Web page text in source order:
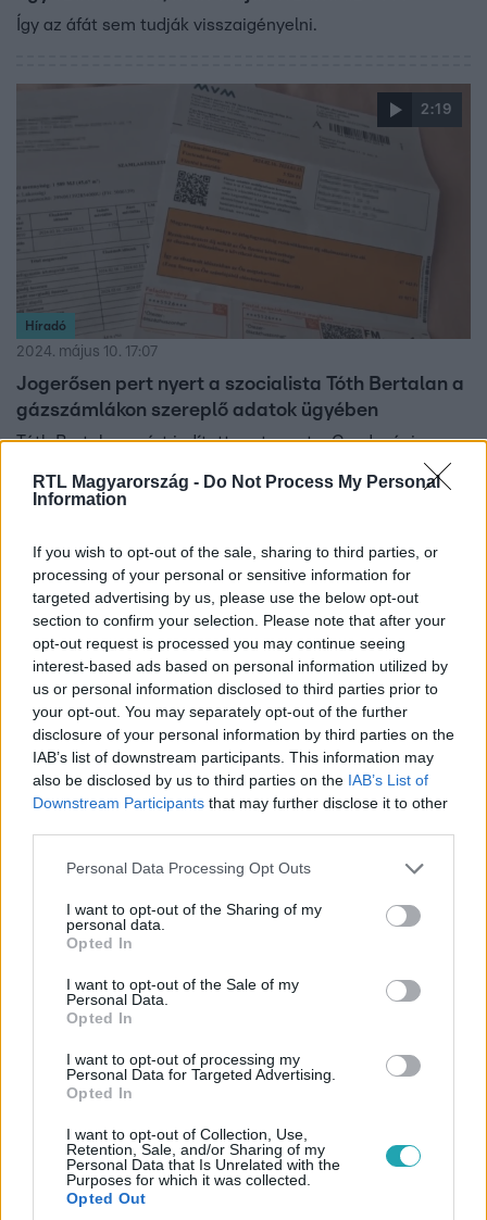
RTL Magyarország - Do Not Process My Personal
Information
If you wish to opt-out of the sale, sharing to third parties, or
processing of your personal or sensitive information for
targeted advertising by us, please use the below opt-out
section to confirm your selection. Please note that after your
opt-out request is processed you may continue seeing
interest-based ads based on personal information utilized by
us or personal information disclosed to third parties prior to
your opt-out. You may separately opt-out of the further
disclosure of your personal information by third parties on the
IAB’s list of downstream participants. This information may
also be disclosed by us to third parties on the IAB’s List of
Downstream Participants that may further disclose it to other
Please note that this website/app uses one or more Google
not limited to your visit or usage behaviour. You may click to
grant or deny consent to Google and its third-party tags to
use your data for below specified purposes in below Google
consent section.
Personal Data Processing Opt Outs
I want to opt-out of the Sharing of my
personal data.
Opted In
I want to opt-out of the Sale of my
Personal Data.
Opted In
I want to opt-out of processing my
Personal Data for Targeted Advertising.
Opted In
I want to opt-out of Collection, Use,
Retention, Sale, and/or Sharing of my
Personal Data that Is Unrelated with the
Purposes for which it was collected.
Opted Out
Így az áfát sem tudják visszaigényelni.
2:19
Híradó
2024. május 10. 17:07
Jogerősen pert nyert a szocialista Tóth Bertalan a
gázszámlákon szereplő adatok ügyében
Tóth Bertalan azért indított pert, mert a Gazdasági
Versenyhivataltól hiába kérte, hogy indítson eljárást az
MVM ellen. A számlákon a rezsicsökkentett árból kalkulált
amelyek azóta a tizedükre zuhantak, ez pedig Tóth
Bertalan szerint a fogyasztók félrevezetése.A kormány és
az MVM nem reagált az ítéletre.
Sokkal drágább lesz a lakásfenntartás
A rezsidíjakon kívül a felújítás és az egyéb adminisztratív